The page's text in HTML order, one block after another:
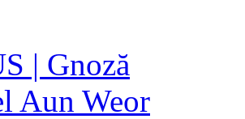
| Gnoză
Aun Weor